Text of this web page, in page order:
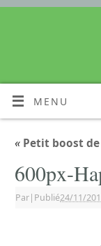
MENU
« Petit boost
600px-
Par| Publié24/11/